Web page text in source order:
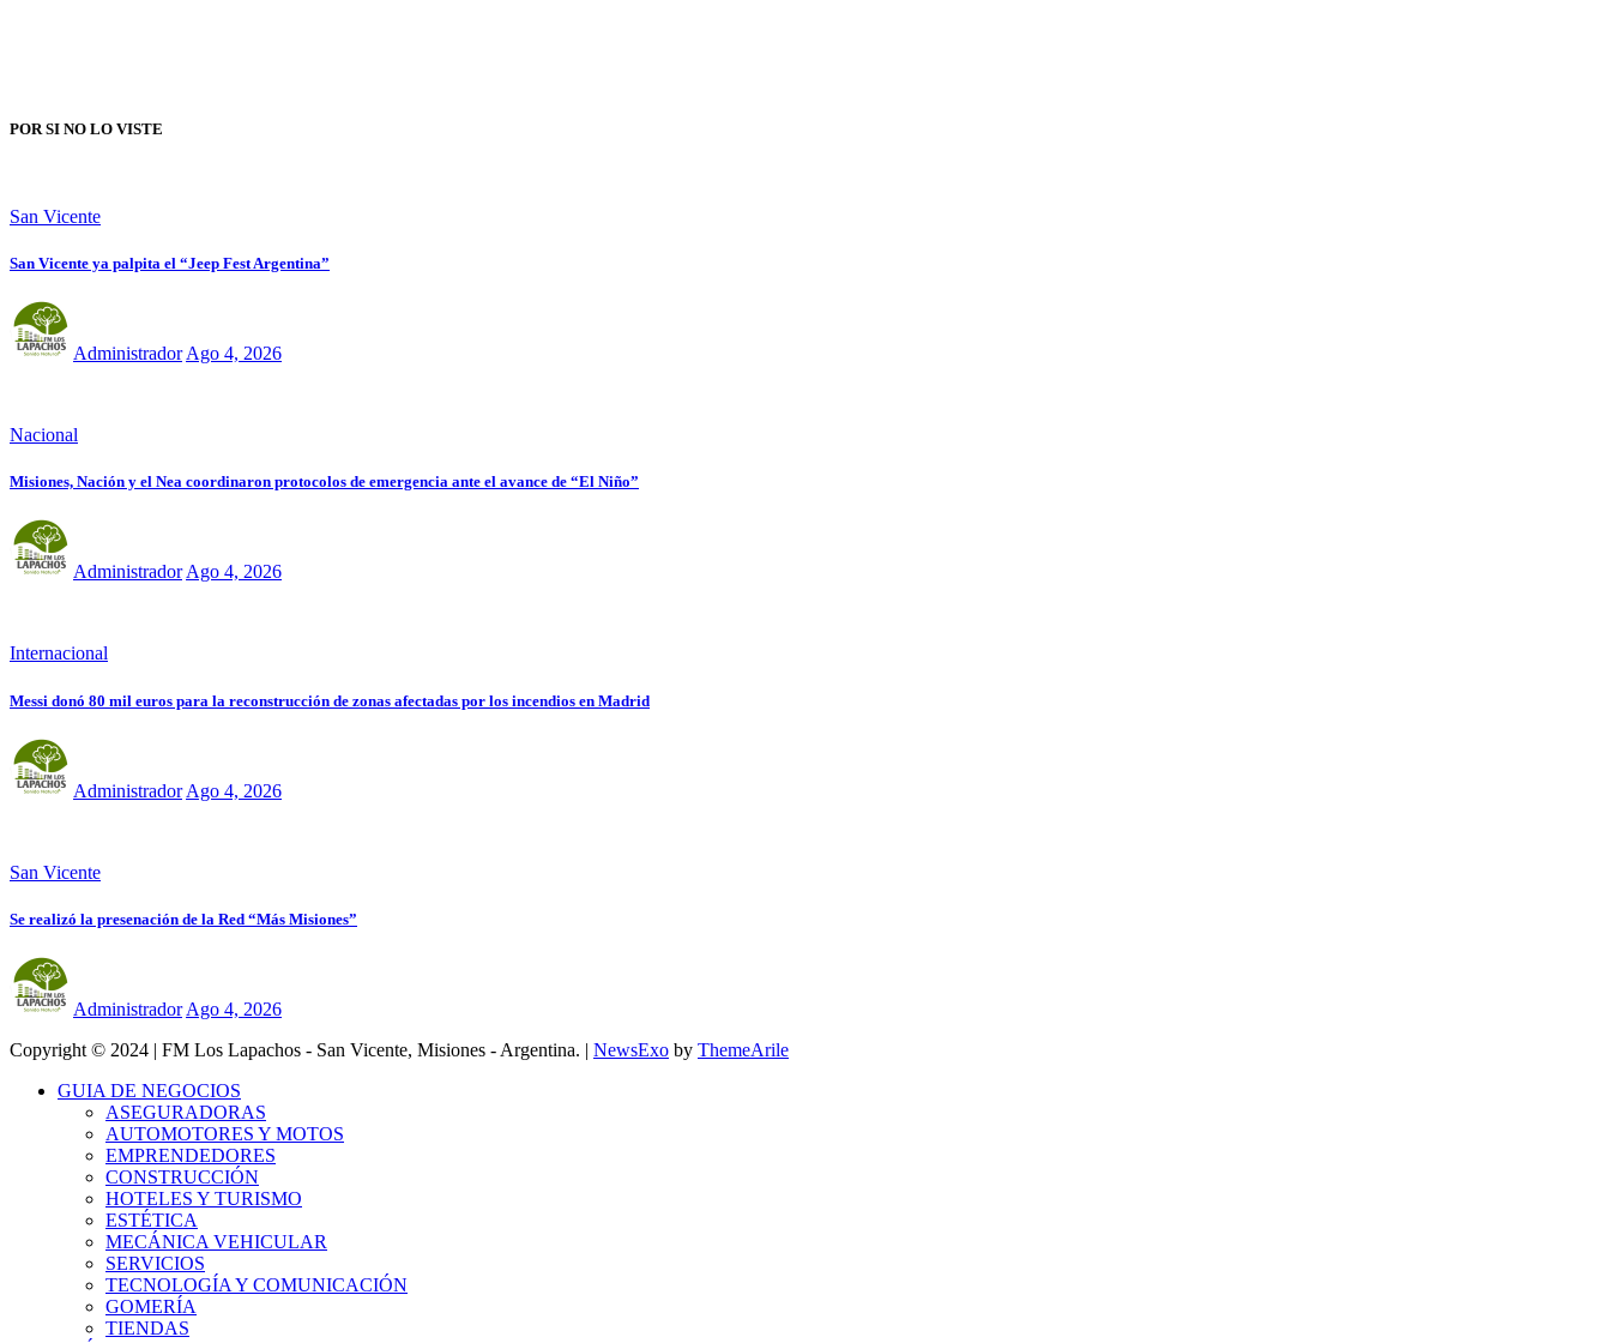
POR SI NO LO VISTE
San Vicente
San Vicente ya palpita el “Jeep Fest Argentina”
Administrador Ago 4, 2026
Nacional
Misiones, Nación y el Nea coordinaron protocolos de emergencia ante el avance de “El Niño”
Administrador Ago 4, 2026
Internacional
Messi donó 80 mil euros para la reconstrucción de zonas afectadas por los incendios en Madrid
Administrador Ago 4, 2026
San Vicente
Se realizó la presenación de la Red “Más Misiones”
Administrador Ago 4, 2026
Copyright © 2024 | FM Los Lapachos - San Vicente, Misiones - Argentina. | NewsExo by ThemeArile
GUIA DE NEGOCIOS
ASEGURADORAS
AUTOMOTORES Y MOTOS
EMPRENDEDORES
CONSTRUCCIÓN
HOTELES Y TURISMO
ESTÉTICA
MECÁNICA VEHICULAR
SERVICIOS
TECNOLOGÍA Y COMUNICACIÓN
GOMERÍA
TIENDAS